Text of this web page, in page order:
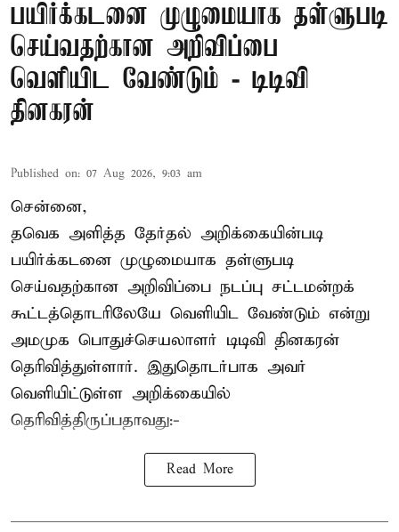
பயிர்க்கடனை முழுமையாக தள்ளுபடி
செய்வதற்கான அறிவிப்பை
வெளியிட வேண்டும் - டிடிவி
தினகரன்
Published on: 07 Aug 2026, 9:03 am
சென்னை,
தவெக அளித்த தேர்தல் அறிக்கையின்படி
பயிர்க்கடனை முழுமையாக தள்ளுபடி
செய்வதற்கான அறிவிப்பை நடப்பு சட்டமன்றக்
கூட்டத்தொடரிலேயே வெளியிட வேண்டும் என்று
அமமுக பொதுச்செயலாளர் டிடிவி தினகரன்
தெரிவித்துள்ளார். இதுதொடர்பாக அவர்
வெளியிட்டுள்ள அறிக்கையில்
தெரிவித்திருப்பதாவது:-
Read More